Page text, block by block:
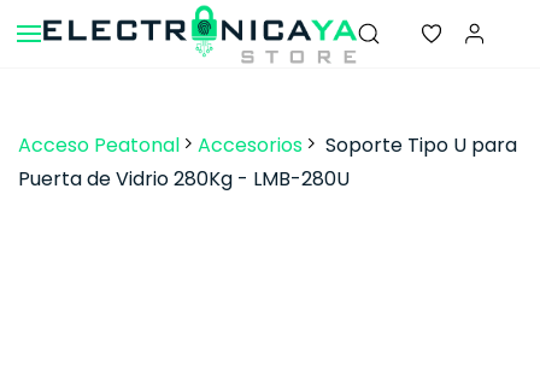
Skip to
main
Acceso Peatonal Accesorios
Soporte Tipo U para
Puerta de Vidrio 280Kg - LMB-280U